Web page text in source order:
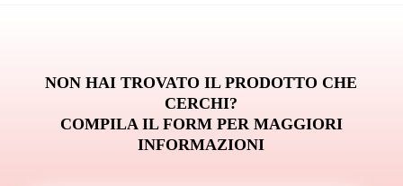
NON HAI TROVATO IL PRODOTTO CHE
CERCHI?
COMPILA IL FORM PER MAGGIORI
INFORMAZIONI